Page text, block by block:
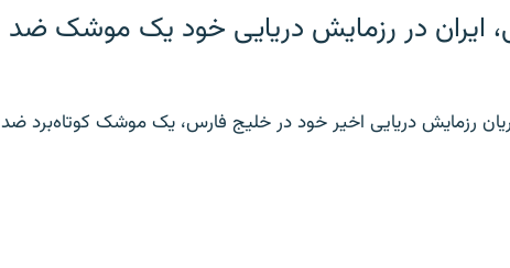
ایران در رزمایش دریایی خود یک موشک ضد
رزمایش دریایی اخیر خود در خلیج فارس، یک موشک کوتاه‌برد ضد